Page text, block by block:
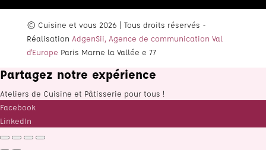
© Cuisine et vous 2026 | Tous droits réservés -
Réalisation AdgenSii, Agence de communication Val
d'Europe Paris Marne la Vallée e 77
Partagez notre expérience
Ateliers de Cuisine et Pâtisserie pour tous !
Facebook
LinkedIn